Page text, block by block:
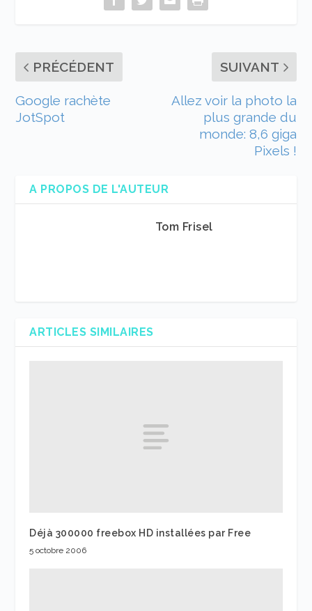
PRÉCÉDENT
Google rachète
JotSpot
SUIVANT
Allez voir la photo la
plus grande du
monde: 8,6 giga
Pixels !
A PROPOS DE L'AUTEUR
Tom Frisel
ARTICLES SIMILAIRES
Déjà 300000 freebox HD installées par Free
5 octobre 2006